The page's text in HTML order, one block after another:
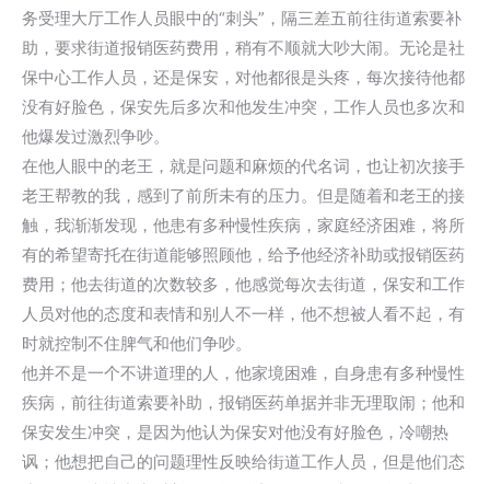
务受理大厅工作人员眼中的“刺头”，隔三差五前往街道索要补
助，要求街道报销医药费用，稍有不顺就大吵大闹。无论是社
保中心工作人员，还是保安，对他都很是头疼，每次接待他都
没有好脸色，保安先后多次和他发生冲突，工作人员也多次和
他爆发过激烈争吵。
在他人眼中的老王，就是问题和麻烦的代名词，也让初次接手
老王帮教的我，感到了前所未有的压力。但是随着和老王的接
触，我渐渐发现，他患有多种慢性疾病，家庭经济困难，将所
有的希望寄托在街道能够照顾他，给予他经济补助或报销医药
费用；他去街道的次数较多，他感觉每次去街道，保安和工作
人员对他的态度和表情和别人不一样，他不想被人看不起，有
时就控制不住脾气和他们争吵。
他并不是一个不讲道理的人，他家境困难，自身患有多种慢性
疾病，前往街道索要补助，报销医药单据并非无理取闹；他和
保安发生冲突，是因为他认为保安对他没有好脸色，冷嘲热
讽；他想把自己的问题理性反映给街道工作人员，但是他们态